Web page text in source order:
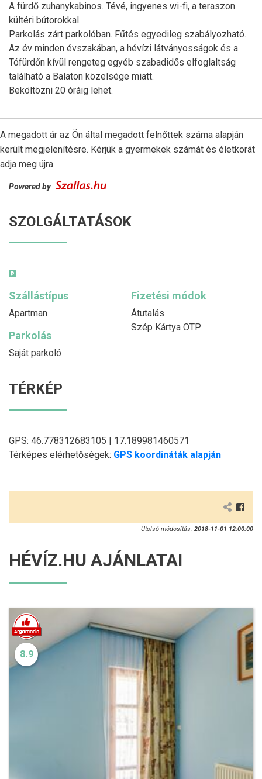
A fürdő zuhanykabinos. Tévé, ingyenes wi-fi, a teraszon
kültéri bútorokkal.
Parkolás zárt parkolóban. Fűtés egyedileg szabályozható.
Az év minden évszakában, a hévízi látványosságok és a
Tófürdőn kívül rengeteg egyéb szabadidős elfoglaltság
található a Balaton közelsége miatt.
Beköltözni 20 óráig lehet.
A megadott ár az Ön által megadott felnőttek száma alapján
került megjelenítésre. Kérjük a gyermekek számát és életkorát
adja meg újra.
Powered by
SZOLGÁLTATÁSOK
Szállástípus
Apartman
Fizetési módok
Átutalás
Szép Kártya OTP
Parkolás
Saját parkoló
TÉRKÉP
GPS: 46.778312683105 | 17.189981460571
Térképes elérhetőségek: GPS koordináták alapján
Utolsó módosítás: 2018-11-01 12:00:00
HÉVÍZ.HU AJÁNLATAI
8.9